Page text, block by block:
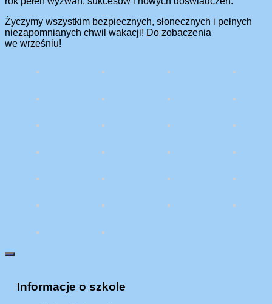
Życzymy wszystkim bezpiecznych, słonecznych i pełnych
niezapomnianych chwil wakacji! Do zobaczenia
we wrześniu!
Informacje o szkole